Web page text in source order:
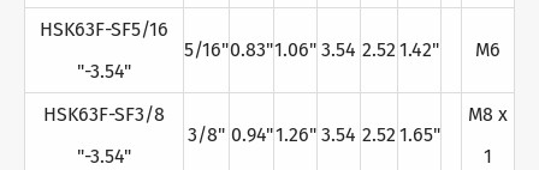
HSK63F-SF5/16
"-3.54"
5/16"0.83"1.06" 3.54 2.52 1.42" M6
HSK63F-SF3/8
"-3.54"
3/8" 0.94"1.26" 3.54 2.52 1.65"
M8 x
1